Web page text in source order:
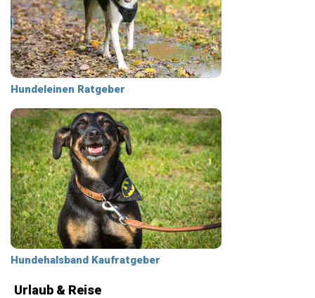
Hundeleinen Ratgeber
Hundehalsband Kaufratgeber
Urlaub & Reise